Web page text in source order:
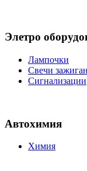
Элетро
Лампочки
Свечи
Сигнализации
Автохимия
Химия